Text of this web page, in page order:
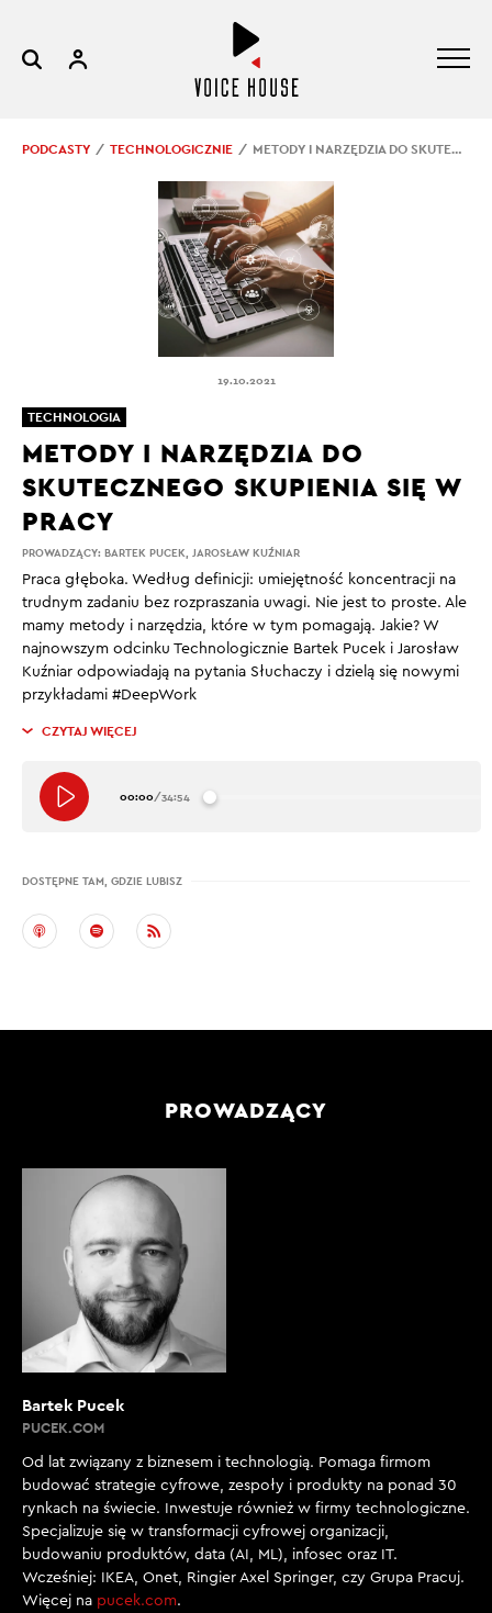
PODCASTY TECHNOLOGICZNIE METODY I NARZĘDZIA DO SKUTECZNEGO SKUPIENIA SIĘ W PRACY
19.10.2021
PROWADZĄCY: BARTEK PUCEK, JAROSŁAW KUŹNIAR
METODY I NARZĘDZIA DO
SKUTECZNEGO SKUPIENIA SIĘ W
PRACY
Praca głęboka. Według definicji: umiejętność koncentracji na
trudnym zadaniu bez rozpraszania uwagi. Nie jest to proste. Ale
mamy metody i narzędzia, które w tym pomagają. Jakie? W
najnowszym odcinku Technologicznie Bartek Pucek i Jarosław
Kuźniar odpowiadają na pytania Słuchaczy i dzielą się nowymi
przykładami #DeepWork
CZYTAJ WIĘCEJ
00:00/34:54
DOSTĘPNE TAM, GDZIE LUBISZ
TECHNOLOGIA
PROWADZĄCY
Bartek Pucek
PUCEK.COM
Od lat związany z biznesem i technologią. Pomaga firmom
budować strategie cyfrowe, zespoły i produkty na ponad 30
rynkach na świecie. Inwestuje również w firmy technologiczne.
Specjalizuje się w transformacji cyfrowej organizacji,
budowaniu produktów, data (AI, ML), infosec oraz IT.
Wcześniej: IKEA, Onet, Ringier Axel Springer, czy Grupa Pracuj.
Więcej na pucek.com.